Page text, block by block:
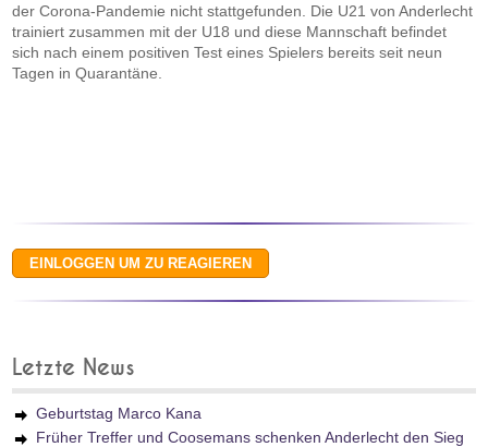
der Corona-Pandemie nicht stattgefunden. Die U21 von Anderlecht
trainiert zusammen mit der U18 und diese Mannschaft befindet
sich nach einem positiven Test eines Spielers bereits seit neun
Tagen in Quarantäne.
Letzte News
Geburtstag Marco Kana
Früher Treffer und Coosemans schenken Anderlecht den Sieg